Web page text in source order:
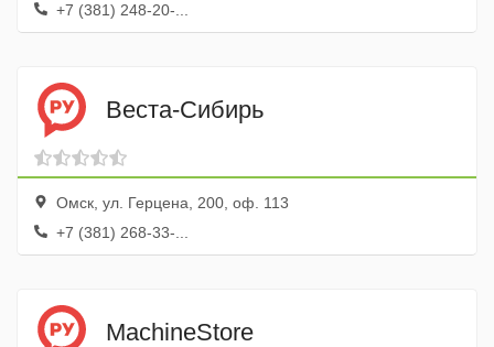
+7 (381) 248-20-...
Веста-Сибирь
Омск, ул. Герцена, 200, оф. 113
+7 (381) 268-33-...
MachineStore